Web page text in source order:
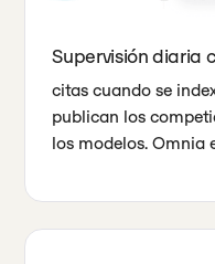
Supervisión diaria
citas cuando se
publican los
los modelos. Omnia